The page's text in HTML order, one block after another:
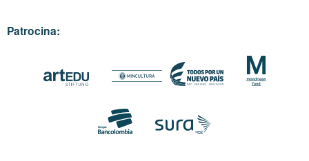
Patrocina: